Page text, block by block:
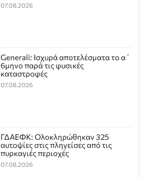
07.08.2026
Generali: Ισχυρά αποτελέσματα το α΄
6μηνο παρά τις φυσικές
καταστροφές
07.08.2026
ΓΔΑΕΦΚ: Ολοκληρώθηκαν 325
αυτοψίες στις πληγείσες από τις
πυρκαγιές περιοχές
07.08.2026